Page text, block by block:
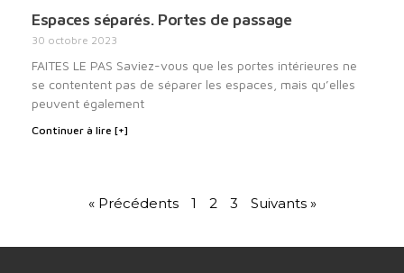
Espaces séparés. Portes de passage
30 octobre 2023
FAITES LE PAS Saviez-vous que les portes intérieures ne
se contentent pas de séparer les espaces, mais qu’elles
peuvent également
Continuer à lire [+]
« Précédents 1 2 3 Suivants »